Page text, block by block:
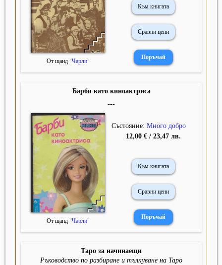
От щанд "Чарли"
Към книгата
Сравни цени
Барби като киноактриса
---
От щанд "Чарли"
Състояние: Много добро
12,00 € / 23,47 лв.
Към книгата
Сравни цени
Таро за начинаещи
Ръководство по разбиране и тълкуване на Таро